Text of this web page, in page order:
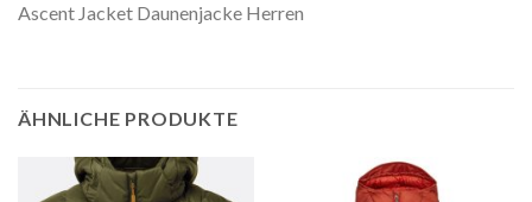
Ascent Jacket Daunenjacke Herren
ÄHNLICHE PRODUKTE